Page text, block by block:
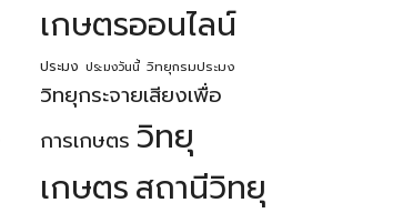
เกษตรออนไลน์
ประมง ประมงวันนี้ วิทยุกรมประมง
วิทยุกระจายเสียงเพื่อ
การเกษตร วิทยุ
เกษตรสถานีวิทยุ